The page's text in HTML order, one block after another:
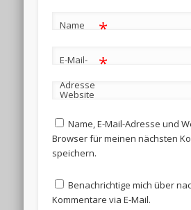
Name *
E-Mail-
Adresse
*
Website
Name, E-Mail-Adresse und
Browser für meinen nächsten
speichern.
Benachrichtige mich über
Kommentare via E-Mail.